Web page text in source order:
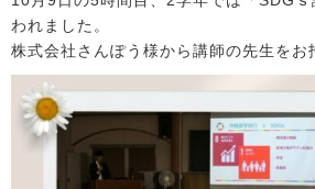
われました。
株式会社さんぽう様から講師の先生をお